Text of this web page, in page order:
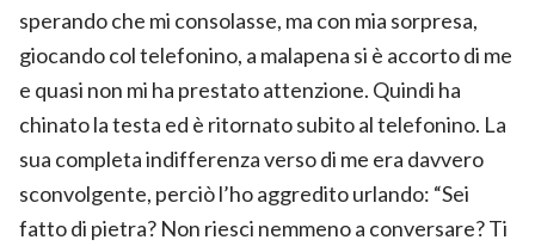
sperando che mi consolasse, ma con mia sorpresa,
giocando col telefonino, a malapena si è accorto di me
e quasi non mi ha prestato attenzione. Quindi ha
chinato la testa ed è ritornato subito al telefonino. La
sua completa indifferenza verso di me era davvero
sconvolgente, perciò l’ho aggredito urlando: “Sei
fatto di pietra? Non riesci nemmeno a conversare? Ti